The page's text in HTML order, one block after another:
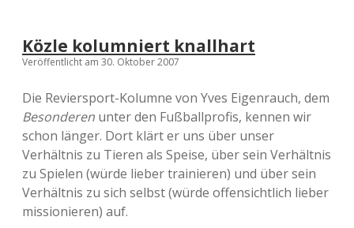
Közle kolumniert knallhart
Veröffentlicht am 30. Oktober 2007
Die Reviersport-Kolumne von Yves Eigenrauch, dem
Besonderen unter den Fußballprofis, kennen wir
schon länger. Dort klärt er uns über unser
Verhältnis zu Tieren als Speise, über sein Verhältnis
zu Spielen (würde lieber trainieren) und über sein
Verhältnis zu sich selbst (würde offensichtlich lieber
missionieren) auf.